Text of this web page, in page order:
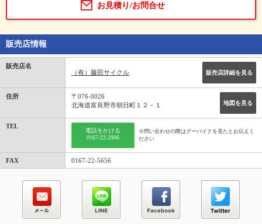
お見積り/お問合せ
販売店情報
販売店名
（有）藤田サイクル
販売店詳細を見る
住所
地図を見る
〒076-0026
北海道富良野市朝日町１２－１
TEL
電話をかける
0167-22-2906
※問い合わせの際はグーバイクを見たとお伝えく
ださい
FAX 0167-22-5656